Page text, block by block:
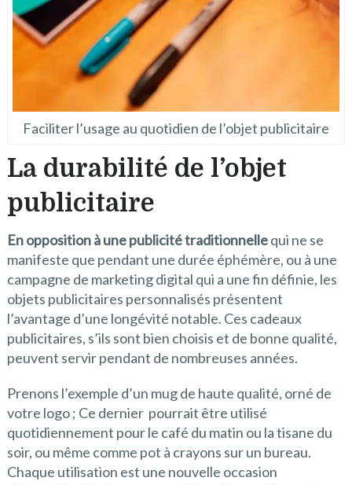
Faciliter l’usage au quotidien de l’objet publicitaire
La durabilité de l’objet
publicitaire
En opposition à une publicité traditionnellequi ne se
manifeste que pendant une durée éphémère, ou à une
campagne de marketing digital qui a une fin définie, les
objets publicitaires personnalisés présentent
l’avantage d’une longévité notable. Ces cadeaux
publicitaires, s’ils sont bien choisis et de bonne qualité,
peuvent servir pendant de nombreuses années.
Prenons l’exemple d’un mug de haute qualité, orné de
votre logo ; Ce dernier pourrait être utilisé
quotidiennement pour le café du matin ou la tisane du
soir, ou même comme pot à crayons sur un bureau.
Chaque utilisation est une nouvelle occasion